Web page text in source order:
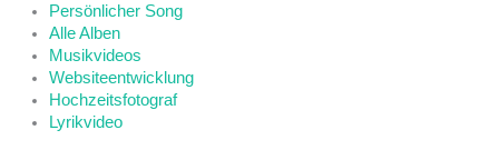
Persönlicher Song
Alle Alben
Musikvideos
Websiteentwicklung
Hochzeitsfotograf
Lyrikvideo